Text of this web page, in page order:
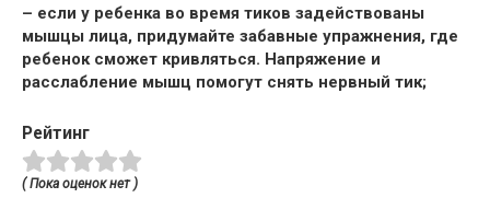
– если у ребенка во время тиков задействованы
мышцы лица, придумайте забавные упражнения, где
ребенок сможет кривляться. Напряжение и
расслабление мышц помогут снять нервный тик;
Рейтинг
( Пока оценок нет )